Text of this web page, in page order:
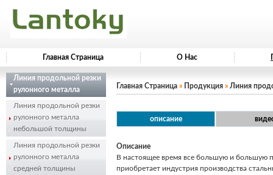
Главная Страница О Нас
Линия продольной резки
рулонного металла
Линия продольной резки
рулонного металла
небольшой толщины
Линия продольной резки
рулонного металла
средней толщины
Главная Страница » Продукция » Линия
описание
Описание
В настоящее время все большую и большую
приобретает индустрия производства